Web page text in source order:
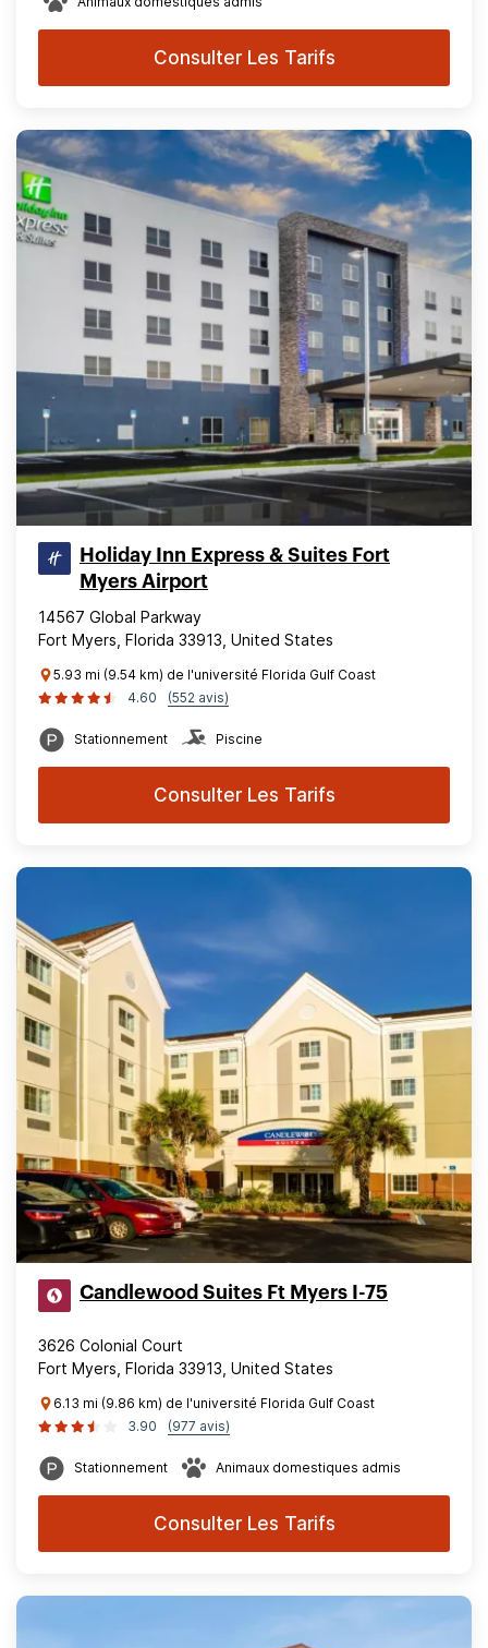
Consulter Les Tarifs
Holiday Inn Express & Suites Fort
Myers Airport
14567 Global Parkway
Fort Myers, Florida 33913, United States
5.93 mi (9.54 km) de l'université Florida Gulf Coast
4.60
(552 avis)
Stationnement Piscine
Consulter Les Tarifs
Candlewood Suites Ft Myers I-75
3626 Colonial Court
Fort Myers, Florida 33913, United States
6.13 mi (9.86 km) de l'université Florida Gulf Coast
3.90
(977 avis)
Stationnement Animaux domestiques admis
Consulter Les Tarifs